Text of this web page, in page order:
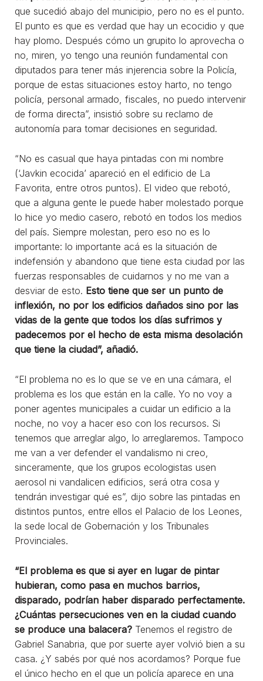
que sucedió abajo del municipio, pero no es el punto.
El punto es que es verdad que hay un ecocidio y que
hay plomo. Después cómo un grupito lo aprovecha o
no, miren, yo tengo una reunión fundamental con
diputados para tener más injerencia sobre la Policía,
porque de estas situaciones estoy harto, no tengo
policía, personal armado, fiscales, no puedo intervenir
de forma directa”, insistió sobre su reclamo de
autonomía para tomar decisiones en seguridad.
“No es casual que haya pintadas con mi nombre
(‘Javkin ecocida’ apareció en el edificio de La
Favorita, entre otros puntos). El video que rebotó,
que a alguna gente le puede haber molestado porque
lo hice yo medio casero, rebotó en todos los medios
del país. Siempre molestan, pero eso no es lo
importante: lo importante acá es la situación de
indefensión y abandono que tiene esta ciudad por las
fuerzas responsables de cuidarnos y no me van a
desviar de esto. Esto tiene que ser un punto de
inflexión, no por los edificios dañados sino por las
vidas de la gente que todos los días sufrimos y
padecemos por el hecho de esta misma desolación
que tiene la ciudad”, añadió.
“El problema no es lo que se ve en una cámara, el
problema es los que están en la calle. Yo no voy a
poner agentes municipales a cuidar un edificio a la
noche, no voy a hacer eso con los recursos. Si
tenemos que arreglar algo, lo arreglaremos. Tampoco
me van a ver defender el vandalismo ni creo,
sinceramente, que los grupos ecologistas usen
aerosol ni vandalicen edificios, será otra cosa y
tendrán investigar qué es”, dijo sobre las pintadas en
distintos puntos, entre ellos el Palacio de los Leones,
la sede local de Gobernación y los Tribunales
Provinciales.
“El problema es que si ayer en lugar de pintar
hubieran, como pasa en muchos barrios,
disparado, podrían haber disparado perfectamente.
¿Cuántas persecuciones ven en la ciudad cuando
se produce una balacera? Tenemos el registro de
Gabriel Sanabria, que por suerte ayer volvió bien a su
casa. ¿Y sabés por qué nos acordamos? Porque fue
el único hecho en el que un policía aparece en una